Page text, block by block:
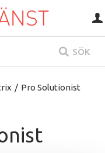
SÖK
/ Pro Solutionist